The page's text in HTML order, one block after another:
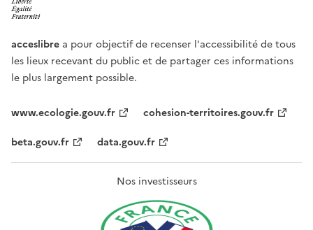
acceslibre a pour objectif de recenser l'accessibilité de tous
les lieux recevant du public et de partager ces informations
le plus largement possible.
www.ecologie.gouv.fr
cohesion-territoires.gouv.fr
beta.gouv.fr
data.gouv.fr
Nos investisseurs